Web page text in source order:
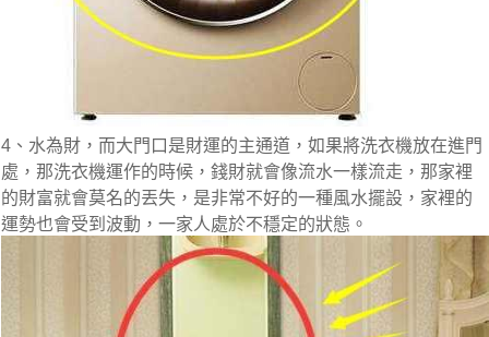
4、水為財，而大門口是財運的主通道，如果將洗衣機放在進門
處，那洗衣機運作的時候，錢財就會像流水一樣流走，那家裡
的財富就會莫名的丟失，是非常不好的一種風水擺設，家裡的
運勢也會受到波動，一家人處於不穩定的狀態。